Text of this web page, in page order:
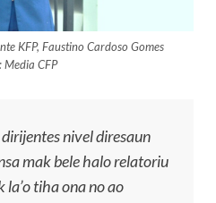
KFP, Faustino Cardoso Gomes
Media CFP
nivel diresaun
mak bele halo relatoriu
la’o tiha ona no ao